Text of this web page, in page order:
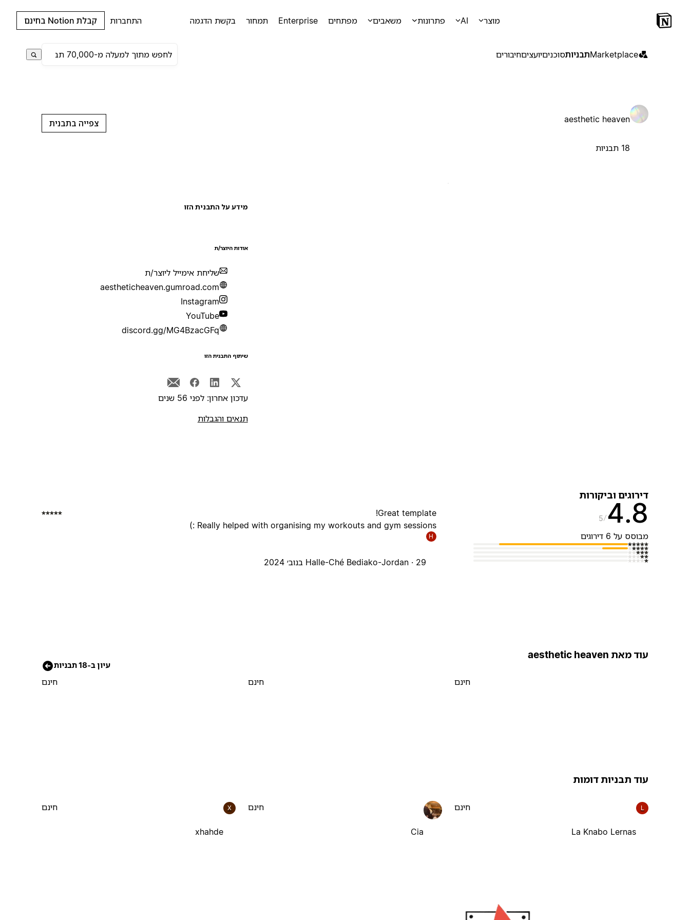
מוצר AI פתרונות משאבים מפתחים Enterprise תמחור בקשת הדגמה התחברות קבלת Notion בחינם
Marketplaceתבניותסוכניםיועציםחיבורים
aesthetic heaven
18 תבניות
צפייה בתבנית
מידע על התבנית הזו
אודות היוצר/ת
שליחת אימייל ליוצר/ת
aestheticheaven.gumroad.com
Instagram
YouTube
discord.gg/MG4BzacGFq
שיתוף התבנית הזו
עדכון אחרון: לפני 56 שנים
תנאים והגבלות
דירוגים וביקורות
4.8
5
מבוסס על 6 דירוגים
Great template!
Really helped with organising my workouts and gym sessions :)
H
Halle-Ché Bediako-Jordan · 29 בנוב׳ 2024
עוד מאת aesthetic heaven
עיון ב-18 תבניות
חינם חינם חינם
עוד תבניות דומות
L
La Knabo Lernas
חינם
Cia
חינם X
xhahde
חינם